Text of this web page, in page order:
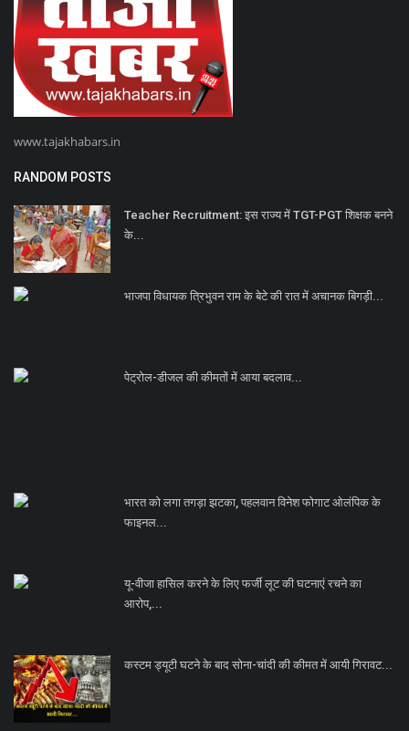
www.tajakhabars.in
RANDOM POSTS
Teacher Recruitment: इस राज्य में TGT-PGT शिक्षक बनने
के...
भाजपा विधायक त्रिभुवन राम के बेटे की रात में अचानक बिगड़ी...
पेट्रोल-डीजल की कीमतों में आया बदलाव...
भारत को लगा तगड़ा झटका, पहलवान विनेश फोगाट ओलंपिक के
फाइनल...
यू-वीजा हासिल करने के लिए फर्जी लूट की घटनाएं रचने का
आरोप,...
कस्टम ड्यूटी घटने के बाद सोना-चांदी की कीमत में आयी गिरावट...